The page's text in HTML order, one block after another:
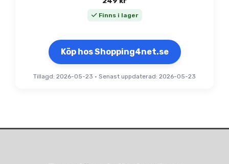
Finns i lager
Köp hos Shopping4net.se
Tillagd: 2026-05-23 • Senast uppdaterad: 2026-05-23